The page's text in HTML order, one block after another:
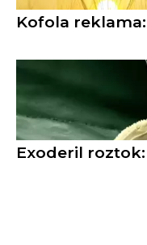
Kofola
Exoderil